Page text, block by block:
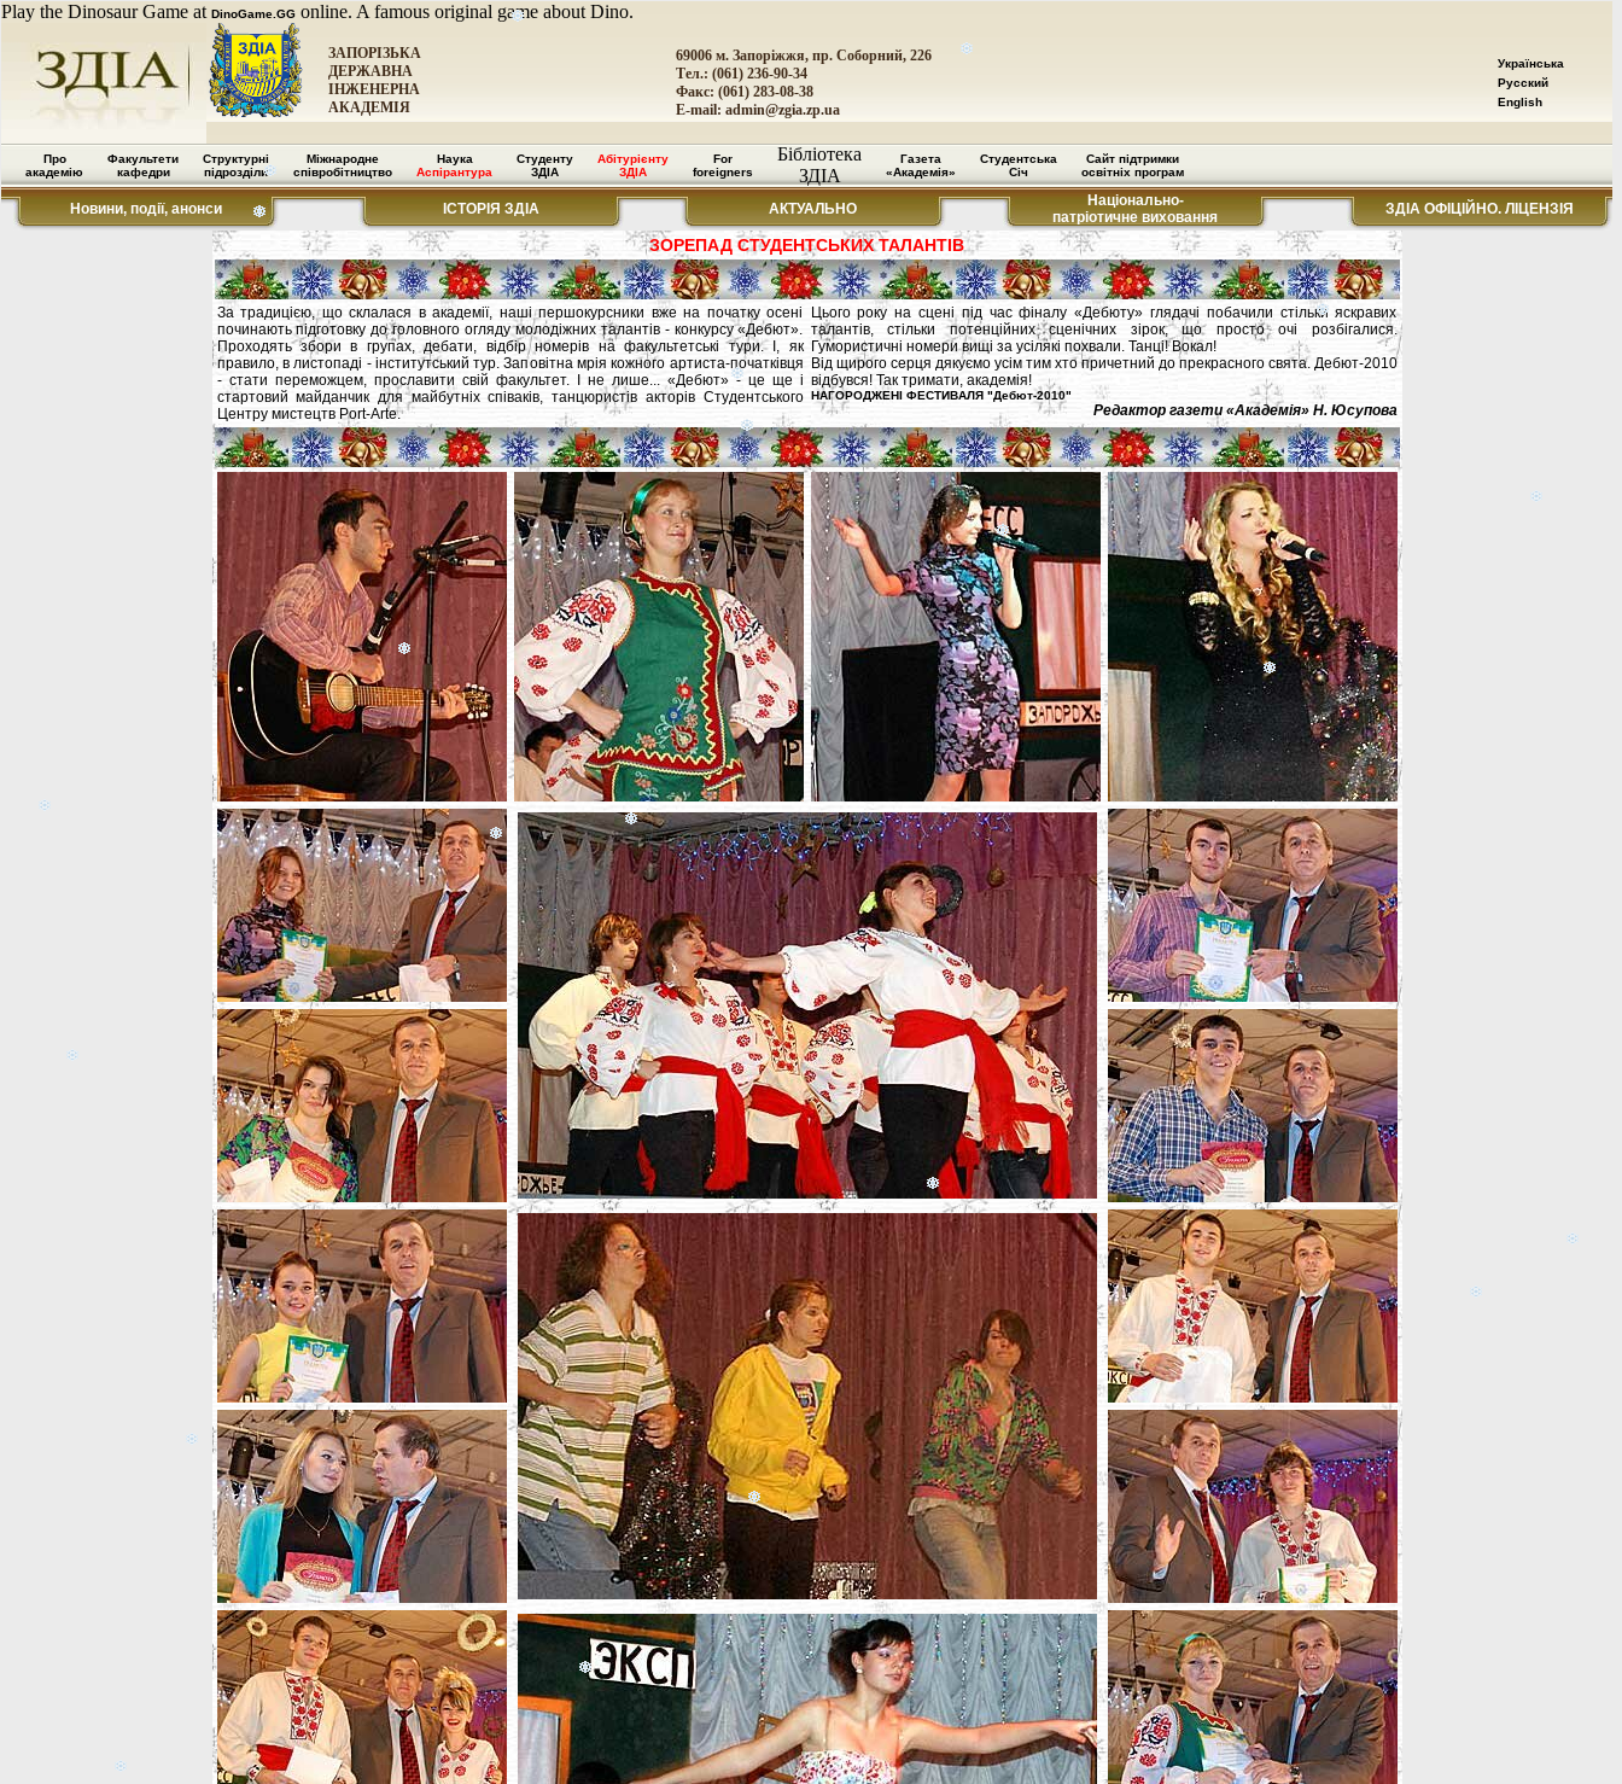
Play the Dinosaur Game at DinoGame.GG online. A famous original game about Dino.
ЗАПОРІЗЬКА
ДЕРЖАВНА
ІНЖЕНЕРНА
АКАДЕМІЯ
69006 м. Запоріжжя, пр. Соборний, 226
Тел.: (061) 236-90-34
Факс: (061) 283-08-38
E-mail: admin@zgia.zp.ua
Українська
Русский
English
Про
академію
Факультети
кафедри
Структурні
підрозділи
Міжнародне
співробітництво
Наука
Аспірантура
Студенту
ЗДІА
Абітурієнту
ЗДІА
For
foreigners
Бібліотека
ЗДІА
Газета
«Академія»
Студентська
Січ
Сайт підтримки
освітніх програм
Новини, події, анонси ІСТОРІЯ ЗДІА АКТУАЛЬНО
Національно-
патріотичне виховання
ЗДІА ОФІЦІЙНО. ЛІЦЕНЗІЯ
ЗОРЕПАД СТУДЕНТСЬКИХ ТАЛАНТІВ
За традицією, що склалася в академії, наші першокурсники вже на початку осені
починають підготовку до головного огляду молодіжних талантів - конкурсу «Дебют».
Проходять збори в групах, дебати, відбір номерів на факультетські тури. І, як
правило, в листопаді - інститутський тур. Заповітна мрія кожного артиста-початківця
- стати переможцем, прославити свій факультет. І не лише... «Дебют» - це ще і
стартовий майданчик для майбутніх співаків, танцюристів акторів Студентського
Центру мистецтв Port-Arte.
Цього року на сцені під час фіналу «Дебюту» глядачі побачили стільки яскравих
талантів, стільки потенційних сценічних зірок, що просто очі розбігалися.
Гумористичні номери вищі за усілякі похвали. Танці! Вокал!
Від щирого серця дякуємо усім тим хто причетний до прекрасного свята. Дебют-2010
відбувся! Так тримати, академія!
НАГОРОДЖЕНІ ФЕСТИВАЛЯ "Дебют-2010"
Редактор газети «Академія» Н. Юсупова